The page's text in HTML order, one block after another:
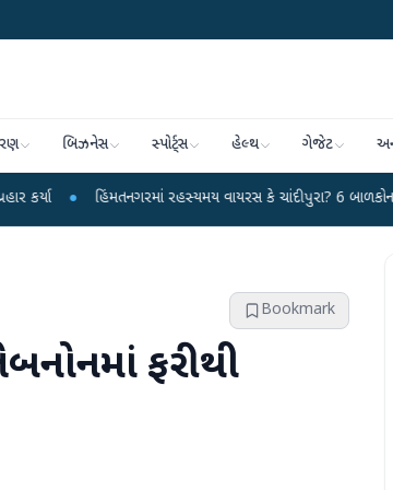
બિઝનેસ સ્પોર્ટ્સ હેલ્થ ગેજેટ
હિંમતનગરમાં રહસ્યમય વાયરસ કે ચાંદીપુરા? 6 બાળકોના મોતથી ફફડાટ
Bookmark
ફરીથી